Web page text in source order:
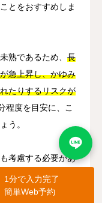
とをおすすめしま
熟であるため、 長
急上昇し、かゆみ
たりするリスクが
程度を目安に、こ
う。
考慮する必要があ
膚のバリア機能が
腫）などの皮膚感
1分で入力完了
簡単Web予約